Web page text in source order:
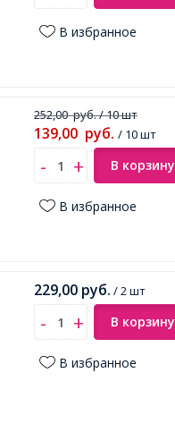
В избранное
252,00руб./ 10 шт
139,00 руб. / 10 шт
В корзину
В избранное
229,00 руб. / 2 шт
В корзину
В избранное